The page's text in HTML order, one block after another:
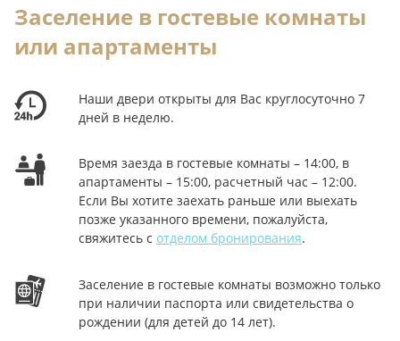
Заселение в гостевые комнаты
или апартаменты
Наши двери открыты для Вас круглосуточно 7
дней в неделю.
Время заезда в гостевые комнаты – 14:00, в
апартаменты – 15:00, расчетный час – 12:00.
Если Вы хотите заехать раньше или выехать
позже указанного времени, пожалуйста,
свяжитесь с отделом бронирования.
Заселение в гостевые комнаты возможно только
при наличии паспорта или свидетельства о
рождении (для детей до 14 лет).